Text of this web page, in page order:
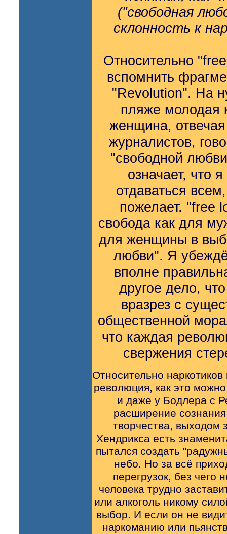
("свободная
склонность к
Относительно
вспомнить
"Revolution". На
пляже молодая
женщина,
журналистов,
"свободной
означает, что
отдаваться
пожелает. "free
свобода как для
для женщины в
любви". Я
вполне
другое дело,
вразрез с
общественной
что каждая
свержения
Относительно
революция, как это
и даже у Бодлера с
расширение
творчества, выходом
Хендрикса есть
пытался создать
небо. Но за всё
перегрузок, без
человека трудно
или алкоголь никому
выбор. И если он не
наркоманию или